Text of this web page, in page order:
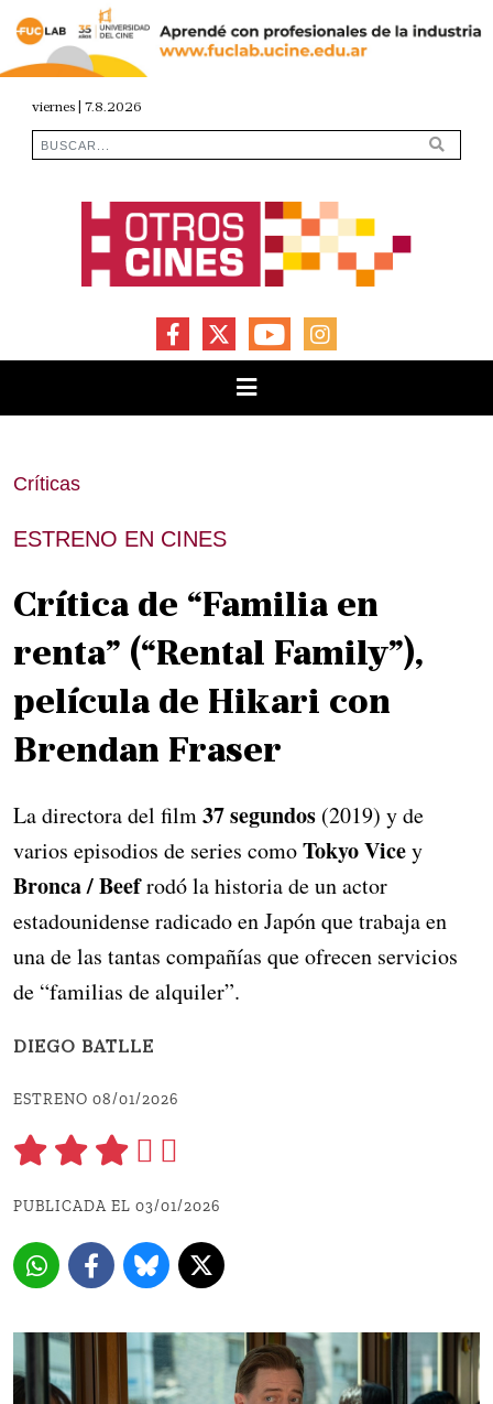
viernes | 7.8.2026
FACEBOOKYOUTUBEINSTAGRAM
Críticas
ESTRENO EN CINES
Crítica de “Familia en
renta” (“Rental Family”),
película de Hikari con
Brendan Fraser
La directora del film37 segundos (2019) y de
varios episodios de series comoTokyo Vicey
Bronca / Beefrodó la historia de un actor
estadounidense radicado en Japón que trabaja en
una de las tantas compañías que ofrecen servicios
de “familias de alquiler”.
DIEGO BATLLE
ESTRENO 08/01/2026
PUBLICADA EL 03/01/2026